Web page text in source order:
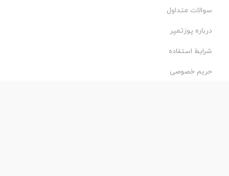
سوالات متداول
درباره پوزتمپر
شرایط استفاده
حریم خصوصی